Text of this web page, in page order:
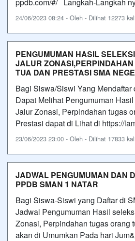
24/06/2023 08:24 - Oleh - Dilihat 12273 kali
PENGUMUMAN HASIL
JALUR
TUA DAN PRESTASI SMA
Bagi Siswa/Siswi Yang Mendaftar
Dapat Melihat Pengumuman
Jalur Zonasi, Perpindahan tugas
Prestasi dapat di Lihat di https://
23/06/2023 23:00 - Oleh - Dilihat 17833 kali
JADWAL PENGUMUMAN DAN
PPDB SMAN 1 NATAR
Bagi Siswa-Siswi yang Daftar di
Jadwal Pengumuman Hasil
Zonasi, Perpindahan tugas orang
akan di Umumkan Pada hari